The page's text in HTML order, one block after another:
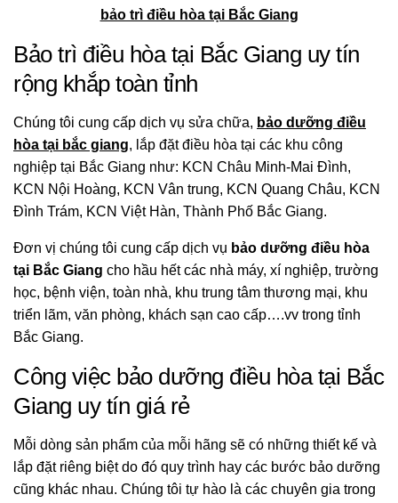
bảo trì điều hòa tại Bắc Giang
Bảo trì điều hòa tại Bắc Giang uy tín
rộng khắp toàn tỉnh
Chúng tôi cung cấp dịch vụ sửa chữa, bảo dưỡng điều
hòa tại bắc giang, lắp đặt điều hòa tại các khu công
nghiệp tại Bắc Giang như: KCN Châu Minh-Mai Đình,
KCN Nội Hoàng, KCN Vân trung, KCN Quang Châu, KCN
Đình Trám, KCN Việt Hàn, Thành Phố Bắc Giang.
Đơn vị chúng tôi cung cấp dịch vụ bảo dưỡng điều hòa
tại Bắc Giang cho hầu hết các nhà máy, xí nghiệp, trường
học, bệnh viện, toàn nhà, khu trung tâm thương mại, khu
triển lãm, văn phòng, khách sạn cao cấp….vv trong tỉnh
Bắc Giang.
Công việc bảo dưỡng điều hòa tại Bắc
Giang uy tín giá rẻ
Mỗi dòng sản phẩm của mỗi hãng sẽ có những thiết kế và
lắp đặt riêng biệt do đó quy trình hay các bước bảo dưỡng
cũng khác nhau. Chúng tôi tự hào là các chuyên gia trong